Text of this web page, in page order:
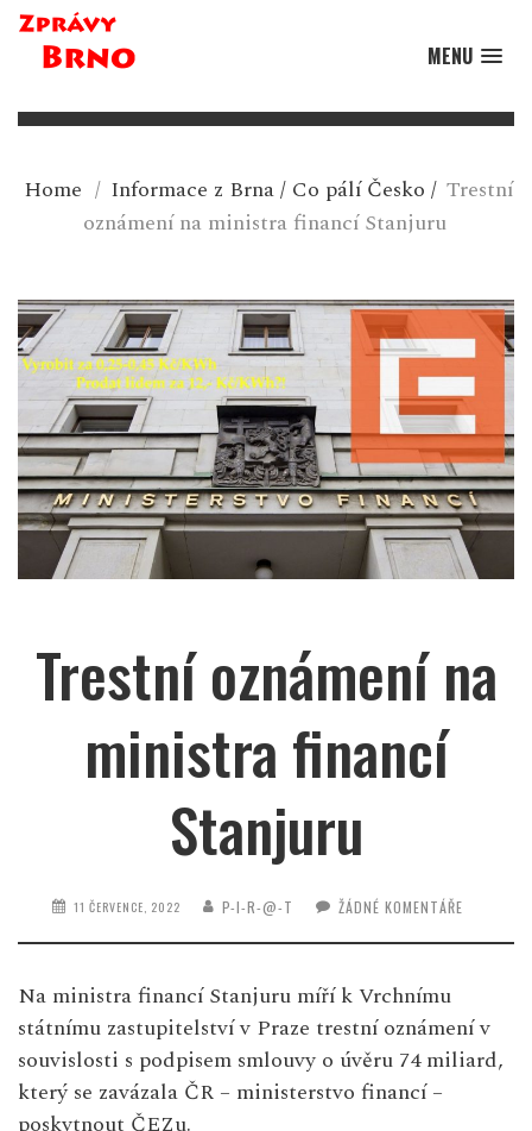
MENU
Home / Informace z Brna/ Co pálí Česko / Trestní
oznámení na ministra financí Stanjuru
Trestní oznámení na
ministra financí
Stanjuru
11 ČERVENCE, 2022 P-I-R-@-T ŽÁDNÉ KOMENTÁŘE
Na ministra financí Stanjuru míří k Vrchnímu
státnímu zastupitelství v Praze trestní oznámení v
souvislosti s podpisem smlouvy o úvěru 74 miliard,
který se zavázala ČR – ministerstvo financí –
poskytnout ČEZu.